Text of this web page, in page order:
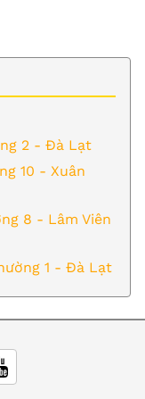
2 - Đà Lạt
10 - Xuân
8 - Lâm Viên
1 - Đà Lạt